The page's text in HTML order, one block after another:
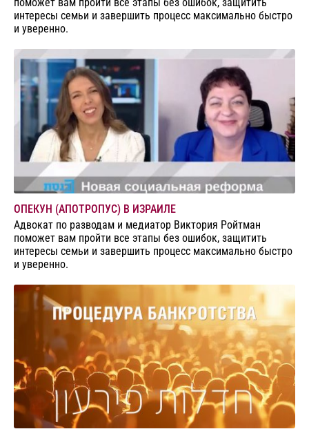
поможет вам пройти все этапы без ошибок, защитить
интересы семьи и завершить процесс максимально быстро
и уверенно.
ОПЕКУН (АПОТРОПУС) В ИЗРАИЛЕ
Адвокат по разводам и медиатор Виктория Ройтман
поможет вам пройти все этапы без ошибок, защитить
интересы семьи и завершить процесс максимально быстро
и уверенно.